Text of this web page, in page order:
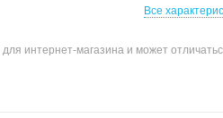
Все
интернет-магазина и может